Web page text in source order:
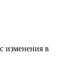
изменения в